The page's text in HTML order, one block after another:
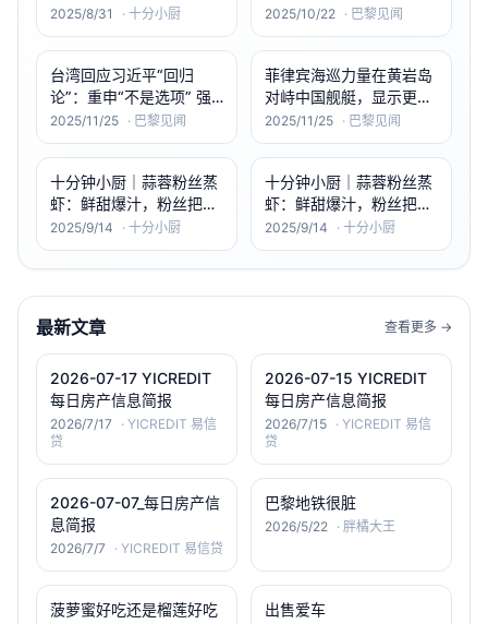
开”
2025/8/31 · 十分小厨
保守主义旗帜的“日本铁
娘子”高市早苗 ——64岁
的民族主义者、前经济安
全大臣，以“女性撒切尔”
姿态登上日本政坛巅峰
2025/10/22 · 巴黎见闻
台湾回应习近平“回归
论”：重申“不是选项” 强
调主权底线
2025/11/25 · 巴黎见闻
菲律宾海巡力量在黄岩岛
对峙中国舰艇，显示更强
防卫态势
2025/11/25 · 巴黎见闻
十分钟小厨｜蒜蓉粉丝蒸
虾：鲜甜爆汁，粉丝把精
华都吸了
2025/9/14 · 十分小厨
十分钟小厨｜蒜蓉粉丝蒸
虾：鲜甜爆汁，粉丝把精
华都吸了
2025/9/14 · 十分小厨
最新文章 查看更多 →
2026-07-17 YICREDIT
每日房产信息简报
2026/7/17 · YICREDIT 易信
贷
2026-07-15 YICREDIT
每日房产信息简报
2026/7/15 · YICREDIT 易信
贷
2026-07-07_每日房产信
息简报
2026/7/7 · YICREDIT 易信贷
巴黎地铁很脏
2026/5/22 · 胖橘大王
菠萝蜜好吃还是榴莲好吃 出售爱车